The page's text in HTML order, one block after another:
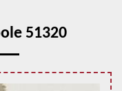
51320